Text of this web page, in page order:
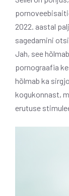
2022. aastal
sagedamini
Jah, see
pornograafia
hõlmab ka
kogukonnast,
erutuse